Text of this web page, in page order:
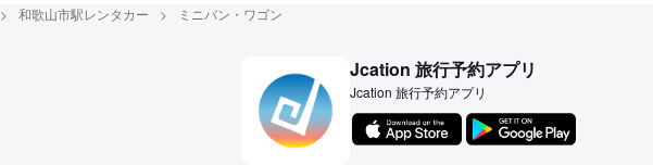
和歌山市駅レンタカー ミニバン・ワゴン
Jcation 旅行予約アプリ
Jcation 旅行予約アプリ